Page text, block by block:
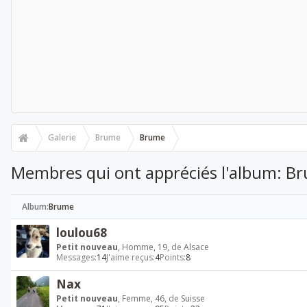
Galerie Brume Brume
Membres qui ont appréciés l'album:
Album:Brume
loulou68
Petit nouveau, Homme, 19, de Alsace
Messages:14J'aime reçus:4Points:8
Nax
Petit nouveau, Femme, 46, de Suisse